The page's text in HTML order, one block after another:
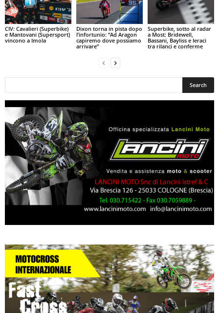
CIV: Cavalieri (Superbike)
e Mantovani (Supersport)
vincono a Imola
Dixon torna in pista dopo
l’infortunio: “Ad Aragon
capiremo dove possiamo
arrivare”
Superbike, sotto al radar
a Most: Bridewell,
Bassani, Bayliss e Ieraci
tra rilanci e conferme